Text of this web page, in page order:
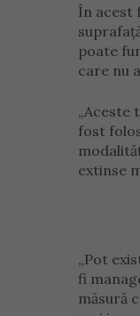
În acest
poate
care nu
„Aceste
fost
extinse
„Pot
fi
măsură